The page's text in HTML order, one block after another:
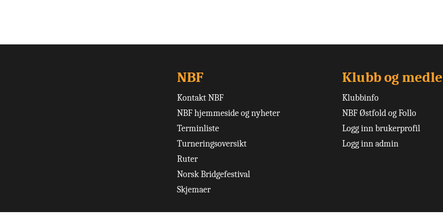
NBF
Kontakt NBF
NBF hjemmeside og nyheter
Terminliste
Turneringsoversikt
Ruter
Norsk Bridgefestival
Skjemaer
Klubb og
Klubbinfo
NBF Østfold og Follo
Logg inn brukerprofil
Logg inn admin